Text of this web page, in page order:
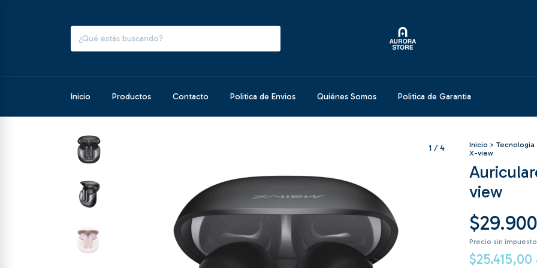
Inicio Productos Contacto Politica de Envios Quiénes Somos Politica de Garantia
1/4 Inicio > Tecnologia
X-view
view
Precio sin
$25.415,00